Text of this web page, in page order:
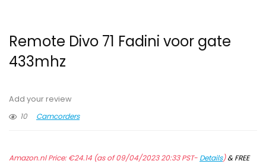
Remote Divo 71 Fadini voor gate
433mhz
Add your review
10
Camcorders
Amazon.nl Price:€24.14 (as of 09/04/2023 20:33 PST- Details)&FREE